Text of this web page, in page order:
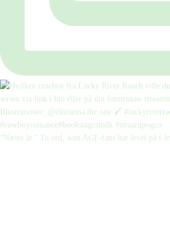
“Næste år.” To ord, som AGF-fans har levet på i år